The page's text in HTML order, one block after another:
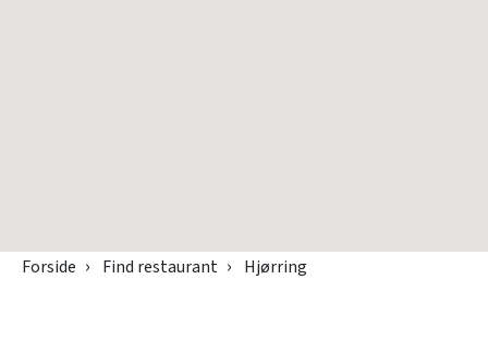
Forside Find restaurant Hjørring